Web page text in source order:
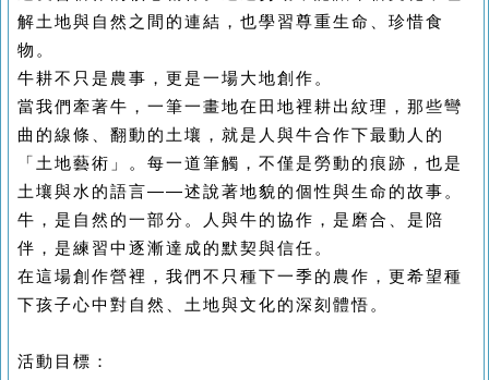
解土地與自然之間的連結，也學習尊重生命、珍惜食
物。
牛耕不只是農事，更是一場大地創作。
當我們牽著牛，一筆一畫地在田地裡耕出紋理，那些彎
曲的線條、翻動的土壤，就是人與牛合作下最動人的
「土地藝術」。每一道筆觸，不僅是勞動的痕跡，也是
土壤與水的語言——述說著地貌的個性與生命的故事。
牛，是自然的一部分。人與牛的協作，是磨合、是陪
伴，是練習中逐漸達成的默契與信任。
在這場創作營裡，我們不只種下一季的農作，更希望種
下孩子心中對自然、土地與文化的深刻體悟。
活動目標：